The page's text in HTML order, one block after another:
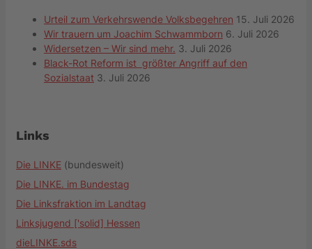
Urteil zum Verkehrswende Volksbegehren 15. Juli 2026
Wir trauern um Joachim Schwammborn 6. Juli 2026
Widersetzen – Wir sind mehr. 3. Juli 2026
Black-Rot Reform ist größter Angriff auf den
Sozialstaat 3. Juli 2026
Links
Die LINKE (bundesweit)
Die LINKE. im Bundestag
Die Linksfraktion im Landtag
Linksjugend ['solid] Hessen
dieLINKE.sds